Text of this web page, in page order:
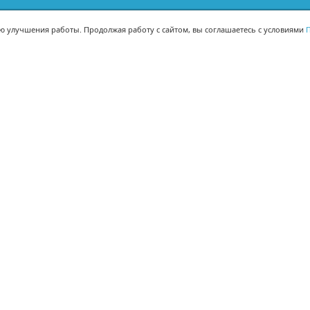
улучшения работы. Продолжая работу с сайтом, вы соглашаетесь с условиями